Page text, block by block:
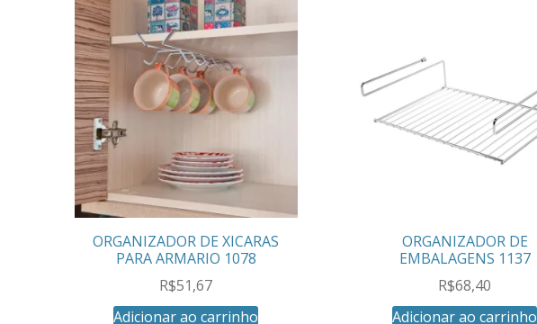
ORGANIZADOR DE XICARAS
PARA ARMARIO 1078
R$51,67
Adicionar ao carrinho
ORGANIZADOR DE
EMBALAGENS 1137
R$68,40
Adicionar ao carrinho